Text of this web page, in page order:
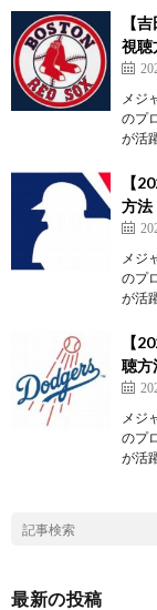
【
視聴
メジ
のプ
が活
【
方法
メジ
のプ
が活
【
聴方
メジ
のプ
が活
最新の投稿